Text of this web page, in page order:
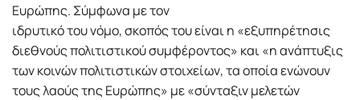
Ευρώπης. Σύμφωνα με τον
ιδρυτικό του νόμο, σκοπός του είναι η «εξυπηρέτησις
διεθνούς πολιτιστικού συμφέροντος» και «η ανάπτυξις
των κοινών πολιτιστικών στοιχείων, τα οποία ενώνουν
τους λαούς της Ευρώπης» με «σύνταξιν μελετών